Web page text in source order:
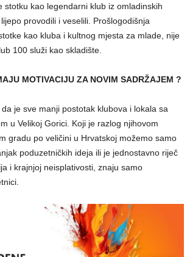
stotku kao legendarni klub iz omladinskih
provodili i veselili. Prošlogodišnja
kao kluba i kultnog mjesta za mlade, nije
100 služi kao skladište.
MOTIVACIJU ZA NOVIM SADRŽAJEM ?
je sve manji postotak klubova i lokala sa
u Velikoj Gorici. Koji je razlog njihovom
gradu po veličini u Hrvatskoj možemo samo
poduzetničkih ideja ili je jednostavno riječ
i krajnjoj neisplativosti, znaju samo